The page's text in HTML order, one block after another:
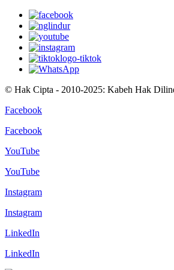
© Hak Cipta - 2010-2025: Kabeh Hak
Facebook
Facebook
YouTube
YouTube
Instagram
Instagram
LinkedIn
LinkedIn